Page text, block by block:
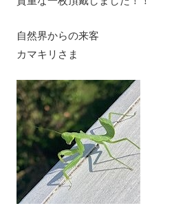
自然界からの来客
カマキリさま